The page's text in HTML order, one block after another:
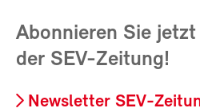
Abonnieren Sie
der SEV-Zeitung!
Newsletter SEV-